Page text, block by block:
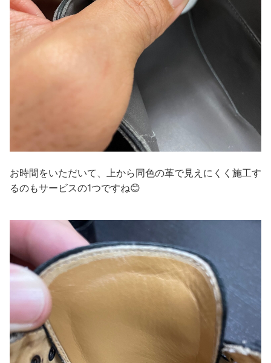
お時間をいただいて、上から同色の革で見えにくく施工す
るのもサービスの1つですね😊